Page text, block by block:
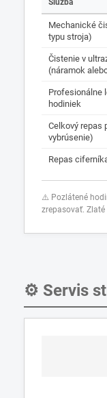
Služba
Mechanické
typu stroja)
Čistenie v
(náramok
Profesionálne
hodiniek
Celkový repas
vybrúsenie)
Repas
⚠️ Pozlátené
zrepasovať.
⚙️ Servis